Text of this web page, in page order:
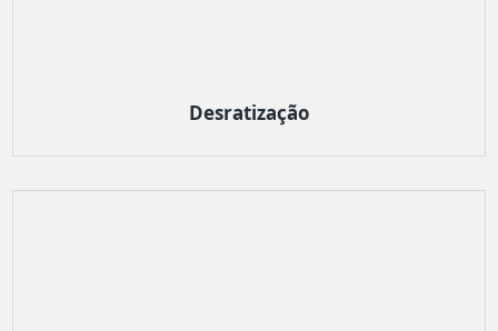
Desratização